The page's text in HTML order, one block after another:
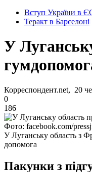
Вступ України в
Теракт в Барселоні
У
Корреспондент.net, 20
0
186
Фото: facebook.com/
У Луганську область з
допомога
Пакунки з